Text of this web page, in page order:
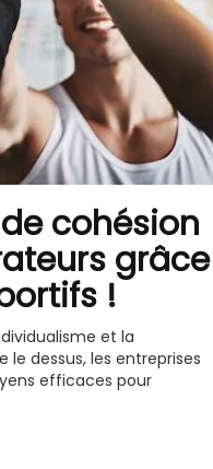
cohésion
grâce
!
et la
dessus, les entreprises
efficaces pour